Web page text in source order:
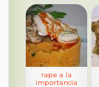
rape a la
importancia